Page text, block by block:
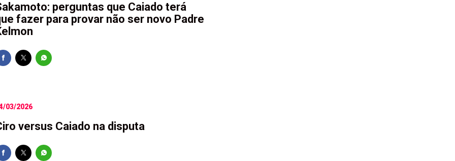
perguntas que Caiado terá
fazer para provar não ser novo Padre
03/2026
versus Caiado na disputa